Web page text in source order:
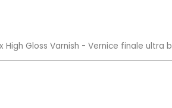
High Gloss Varnish - Vernice finale ultra